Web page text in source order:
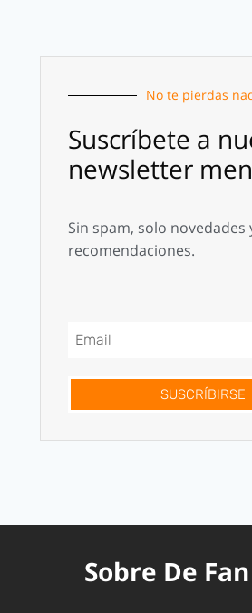
No te pierdas
Suscríbete a
newsletter
Sin spam, solo novedades
recomendaciones.
SUSCRÍBIRSE
Sobre De